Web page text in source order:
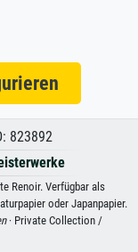
823892
Renoir. Verfügbar als
oder Japanpapier.
· Private Collection /